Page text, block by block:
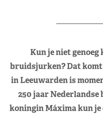
Kun je niet
bruidsjurken? Dat komt
in Leeuwarden is
250 jaar
koningin Máxima kun